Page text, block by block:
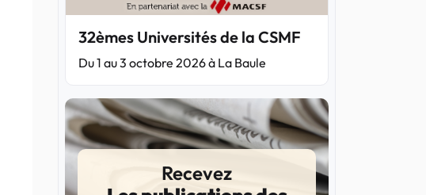
32èmes Universités de la CSMF
Du 1 au 3 octobre 2026 à La Baule
Recevez